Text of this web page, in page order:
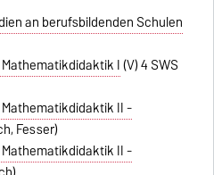
an berufsbildenden Schulen
I(V) 4 SWS
II -
Fesser)
II -